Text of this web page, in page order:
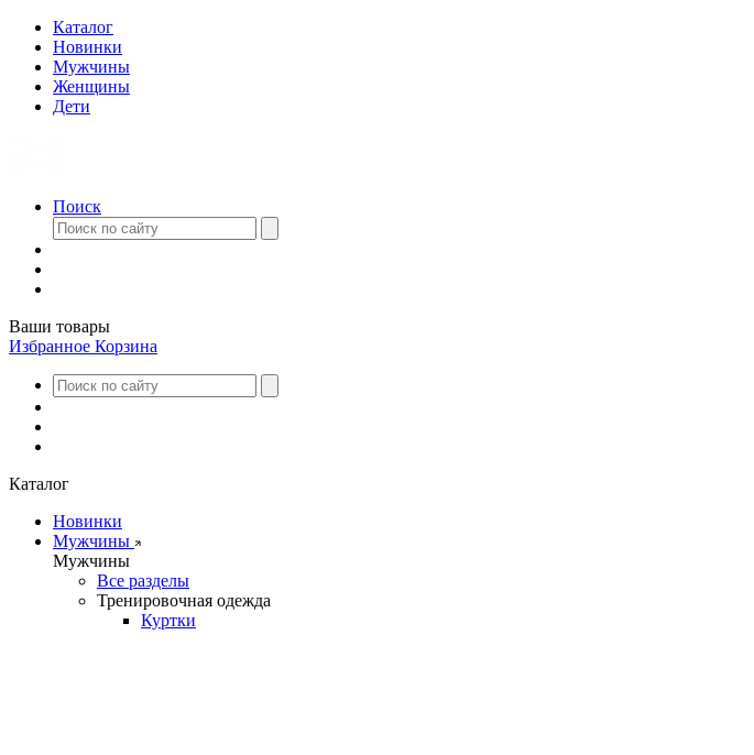
Каталог
Новинки
Мужчины
Женщины
Дети
Поиск
Ваши товары
Избранное Корзина
Каталог
Новинки
Мужчины
Мужчины
Все разделы
Тренировочная одежда
Куртки